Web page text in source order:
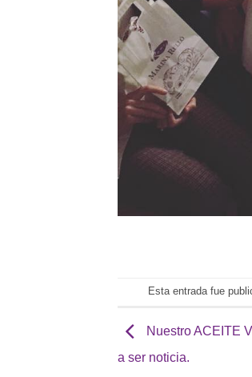
Esta entrada fue
Nuestro ACEITE
a ser noticia.